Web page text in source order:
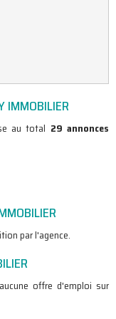
au total 29 annonces
par l'agence.
aucune offre d'emploi sur